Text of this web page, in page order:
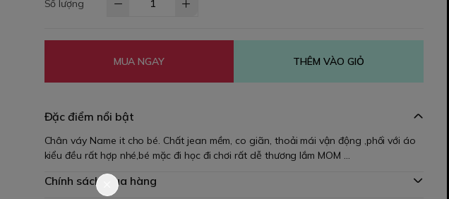
Số lượng
MUA NGAY THÊM VÀO GIỎ
Đặc điểm nổi bật
Chân váy Name it cho bé. Chất jean mềm, co giãn, thoải mái vận động ,phối với áo
kiểu đều rất hợp nhé,bé mặc đi học đi chơi rất dễ thương lắm MOM ...
Chính sách mua hàng